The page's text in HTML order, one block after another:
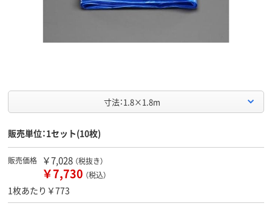
寸法：1.8×1.8m
販売単位：1セット(10枚)
販売価格 ￥7,028 （税抜き）
￥7,730 （税込）
1枚あたり￥773